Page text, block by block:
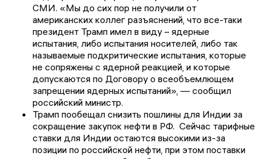
СМИ. «Мы до сих пор не получили от
американских коллег разъяснений, что все-таки
президент Трамп имел в виду – ядерные
испытания, либо испытания носителей, либо так
называемые подкритические испытания, которые
не сопряжены с ядерной реакцией, и которые
допускаются по Договору о всеобъемлющем
запрещении ядерных испытаний», — сообщил
российский министр.
Трамп пообещал снизить пошлины для Индии за
сокращение закупок нефти в РФ. Сейчас тарифные
ставки для Индии остаются высокими из-за
позиции по российской нефти, при этом поставки